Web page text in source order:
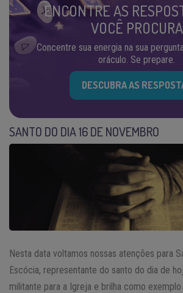
ENCONTRE AS
VOCÊ PROCURA
Concentre sua energia na sua
oráculo. Se prepare.
DESCUBRA AS
SANTO DO DIA 16 DE NOVEMBRO
Nesta data voltamos nossas atenções para
Escócia, representante do santo do dia de
militante para a Igreja e brilha como exemplo